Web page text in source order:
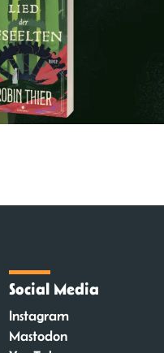
Social Media
Instagram
Mastodon